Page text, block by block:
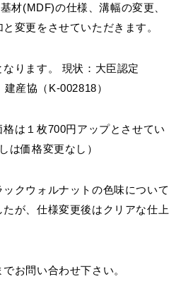
材(MDF)の仕様、溝幅の変更、
変更をさせていただきます。
ります。 現状：大臣認定
産協（K-002818）
格は１枚700円アップとさせてい
は価格変更なし）
ックウォルナットの色味について
が、仕様変更後はクリアな仕上
お問い合わせ下さい。